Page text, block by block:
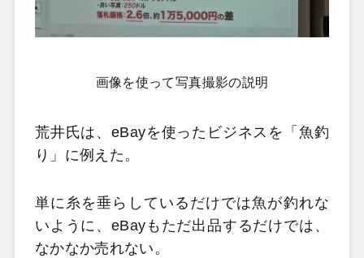
画像を使って写真撮影の説明
荒井氏は、eBayを使ったビジネスを「魚釣
り」に例えた。
単に糸を垂らしているだけでは魚が釣れな
いように、eBayもただ出品するだけでは、
なかなか売れない。